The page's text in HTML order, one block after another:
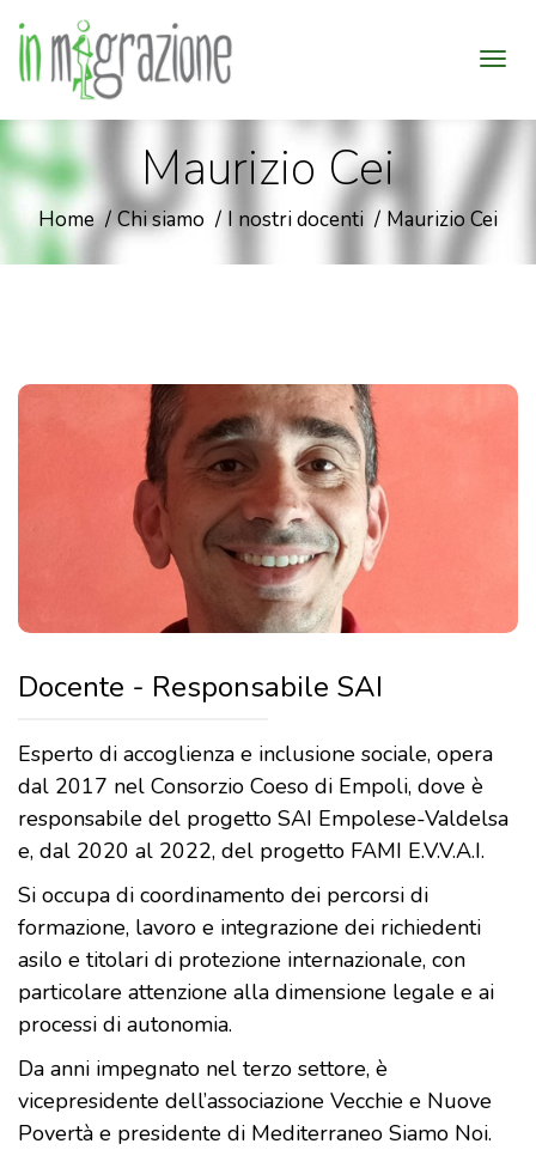
Maurizio Cei
Home Chi siamo I nostri docenti Maurizio Cei
Docente - Responsabile SAI
Esperto di accoglienza e inclusione sociale, opera
dal 2017 nel Consorzio Coeso di Empoli, dove è
responsabile del progetto SAI Empolese-Valdelsa
e, dal 2020 al 2022, del progetto FAMI E.V.V.A.I.
Si occupa di coordinamento dei percorsi di
formazione, lavoro e integrazione dei richiedenti
asilo e titolari di protezione internazionale, con
particolare attenzione alla dimensione legale e ai
processi di autonomia.
Da anni impegnato nel terzo settore, è
vicepresidente dell’associazione Vecchie e Nuove
Povertà e presidente di Mediterraneo Siamo Noi.